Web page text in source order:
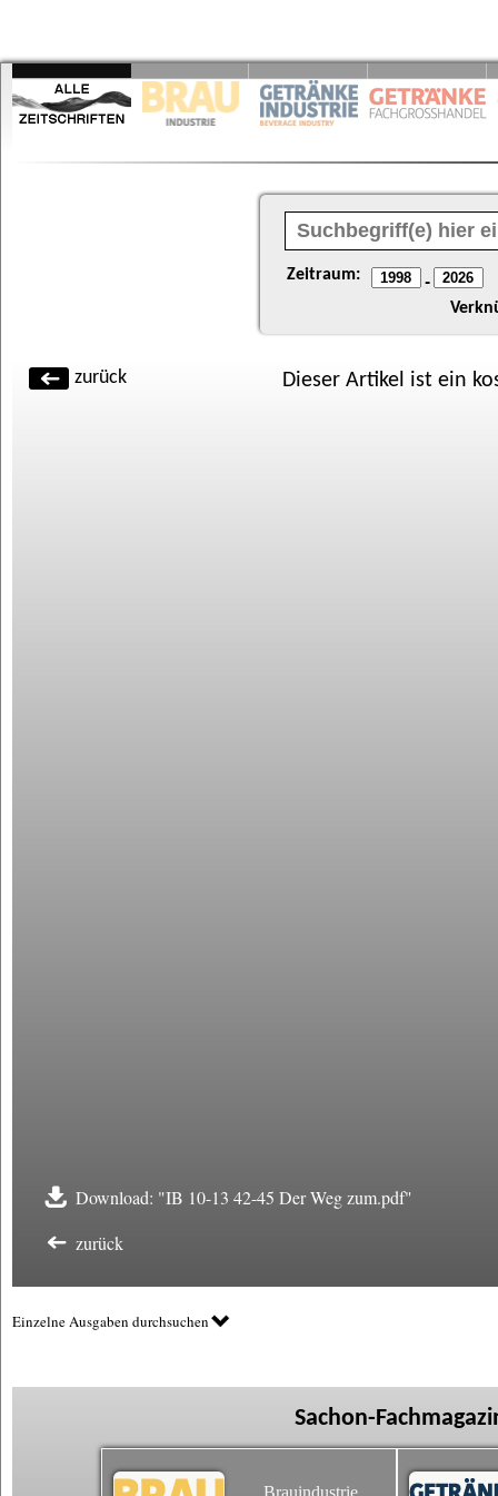
Zeitraum: -
zurück Dieser Artikel ist ein
Download: "IB 10-13 42-45 Der Weg zum.pdf"
zurück
Einzelne Ausgaben durchsuchen
Sachon-
Brauindustrie